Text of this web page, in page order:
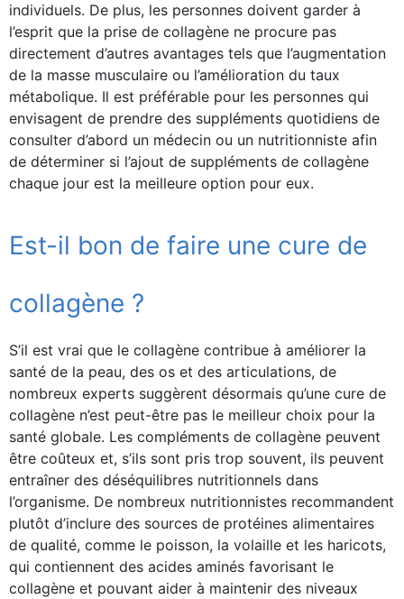
individuels. De plus, les personnes doivent garder à
l’esprit que la prise de collagène ne procure pas
directement d’autres avantages tels que l’augmentation
de la masse musculaire ou l’amélioration du taux
métabolique. Il est préférable pour les personnes qui
envisagent de prendre des suppléments quotidiens de
consulter d’abord un médecin ou un nutritionniste afin
de déterminer si l’ajout de suppléments de collagène
chaque jour est la meilleure option pour eux.
Est-il bon de faire une cure de
collagène ?
S’il est vrai que le collagène contribue à améliorer la
santé de la peau, des os et des articulations, de
nombreux experts suggèrent désormais qu’une cure de
collagène n’est peut-être pas le meilleur choix pour la
santé globale. Les compléments de collagène peuvent
être coûteux et, s’ils sont pris trop souvent, ils peuvent
entraîner des déséquilibres nutritionnels dans
l’organisme. De nombreux nutritionnistes recommandent
plutôt d’inclure des sources de protéines alimentaires
de qualité, comme le poisson, la volaille et les haricots,
qui contiennent des acides aminés favorisant le
collagène et pouvant aider à maintenir des niveaux